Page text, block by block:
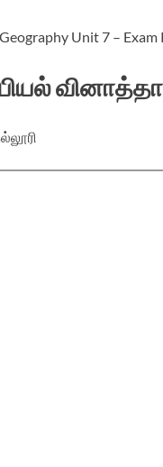
Unit 7 – Exam